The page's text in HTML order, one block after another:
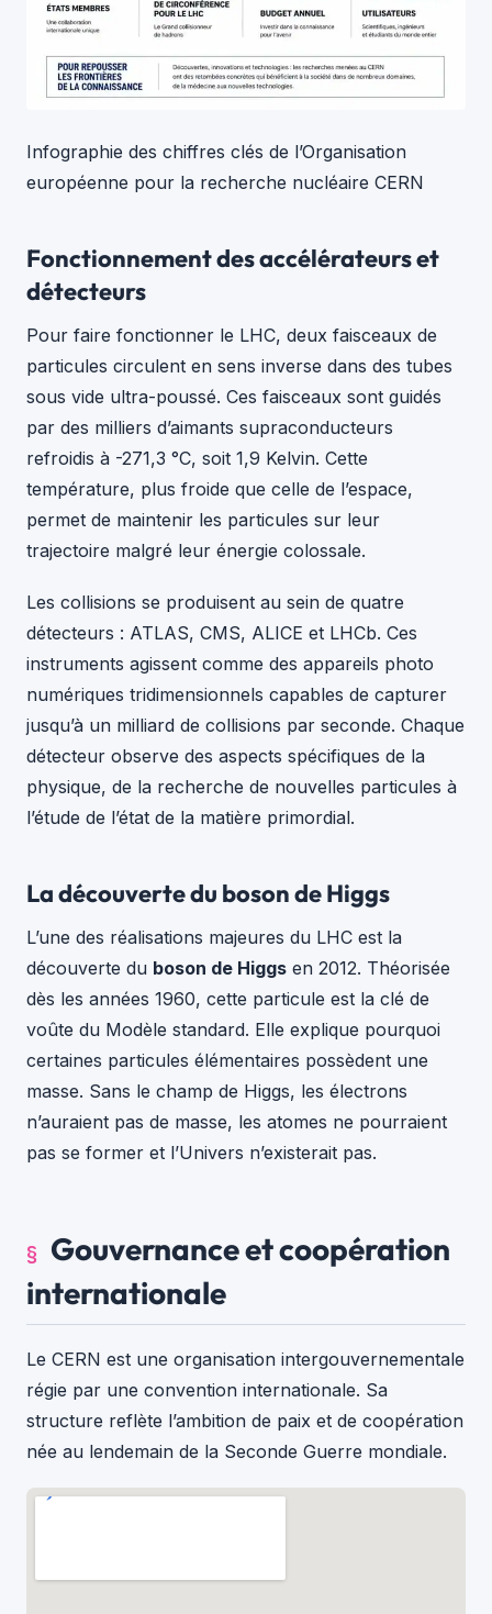
Infographie des chiffres clés de l’Organisation
européenne pour la recherche nucléaire CERN
Fonctionnement des accélérateurs et
détecteurs
Pour faire fonctionner le LHC, deux faisceaux de
particules circulent en sens inverse dans des tubes
sous vide ultra-poussé. Ces faisceaux sont guidés
par des milliers d’aimants supraconducteurs
refroidis à -271,3 °C, soit 1,9 Kelvin. Cette
température, plus froide que celle de l’espace,
permet de maintenir les particules sur leur
trajectoire malgré leur énergie colossale.
Les collisions se produisent au sein de quatre
détecteurs : ATLAS, CMS, ALICE et LHCb. Ces
instruments agissent comme des appareils photo
numériques tridimensionnels capables de capturer
jusqu’à un milliard de collisions par seconde. Chaque
détecteur observe des aspects spécifiques de la
physique, de la recherche de nouvelles particules à
l’étude de l’état de la matière primordial.
La découverte du boson de Higgs
L’une des réalisations majeures du LHC est la
découverte du boson de Higgs en 2012. Théorisée
dès les années 1960, cette particule est la clé de
voûte du Modèle standard. Elle explique pourquoi
certaines particules élémentaires possèdent une
masse. Sans le champ de Higgs, les électrons
n’auraient pas de masse, les atomes ne pourraient
pas se former et l’Univers n’existerait pas.
Gouvernance et coopération
internationale
Le CERN est une organisation intergouvernementale
régie par une convention internationale. Sa
structure reflète l’ambition de paix et de coopération
née au lendemain de la Seconde Guerre mondiale.